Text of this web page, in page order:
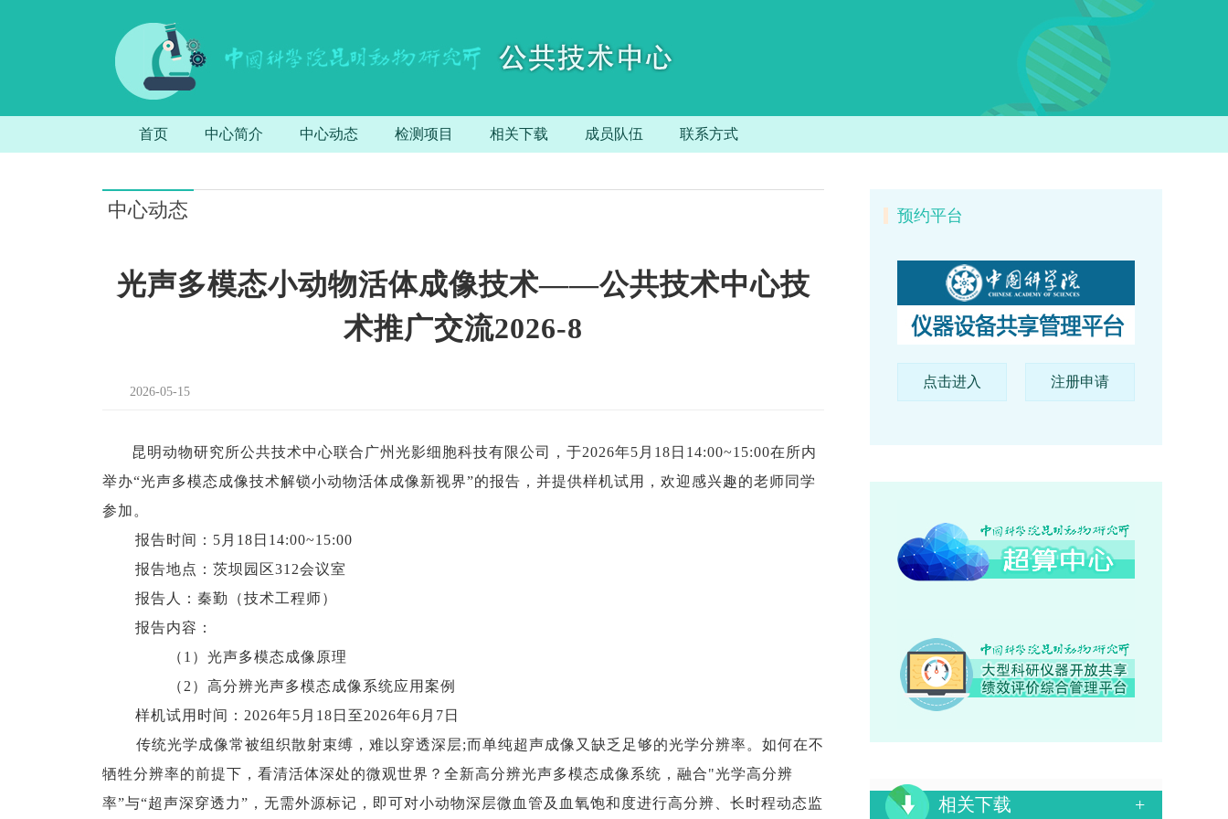
首页 中心简介 中心动态 检测项目 相关下载 成员队伍 联系方式
中心动态
光声多模态小动物活体成像技术——公共技术中心技
术推广交流2026-8
2026-05-15
昆明动物研究所公共技术中心联合广州光影细胞科技有限公司，于2026年5月18日14:00~15:00在所内
举办“光声多模态成像技术解锁小动物活体成像新视界”的报告，并提供样机试用，欢迎感兴趣的老师同学
参加。
报告时间：5月18日14:00~15:00
报告地点：茨坝园区312会议室
报告人：秦勤（技术工程师）
报告内容：
（1）光声多模态成像原理
（2）高分辨光声多模态成像系统应用案例
样机试用时间：2026年5月18日至2026年6月7日
传统光学成像常被组织散射束缚，难以穿透深层;而单纯超声成像又缺乏足够的光学分辨率。如何在不
牺牲分辨率的前提下，看清活体深处的微观世界？全新高分辨光声多模态成像系统，融合"光学高分辨
率”与“超声深穿透力”，无需外源标记，即可对小动物深层微血管及血氧饱和度进行高分辨、长时程动态监
预约平台
点击进入 注册申请
相关下载 +